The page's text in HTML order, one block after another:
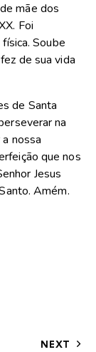
mãe dos
Foi
Soube
de sua vida
de Santa
na
nossa
que nos
Jesus
Amém.
NEXT